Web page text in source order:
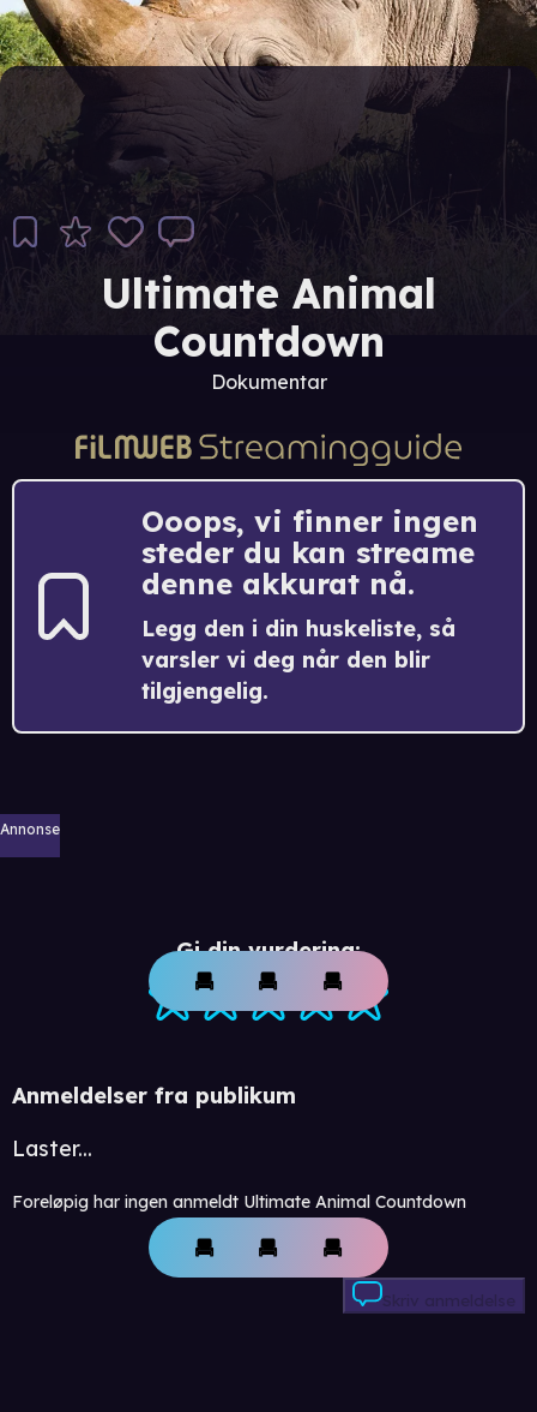
Ultimate Animal
Countdown
Dokumentar
Ooops, vi finner ingen
steder du kan streame
denne akkurat nå.
Legg den i din huskeliste, så
varsler vi deg når den blir
tilgjengelig.
Annonse
Gi din vurdering:
Anmeldelser fra publikum
Laster...
Foreløpig har ingen anmeldt Ultimate Animal Countdown
Skriv anmeldelse